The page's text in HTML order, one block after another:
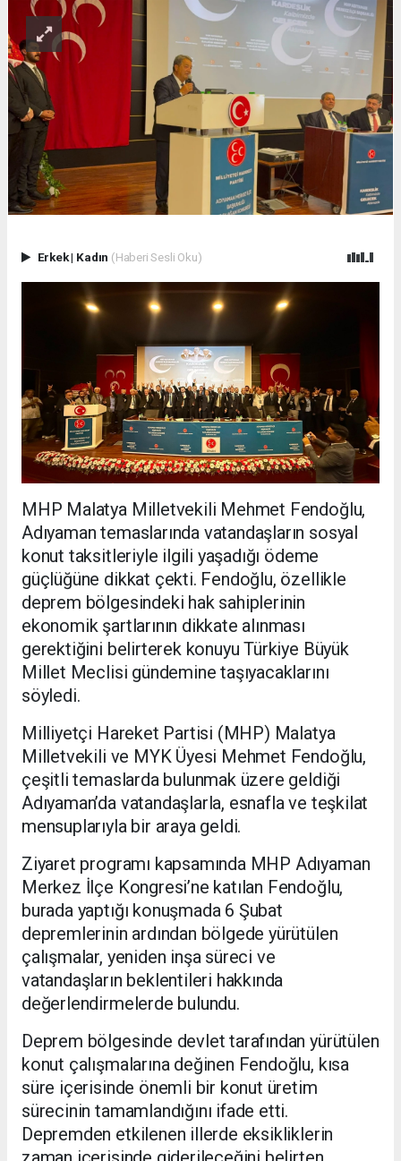
Erkek| Kadın (Haberi Sesli Oku)
MHP Malatya Milletvekili Mehmet Fendoğlu,
Adıyaman temaslarında vatandaşların sosyal
konut taksitleriyle ilgili yaşadığı ödeme
güçlüğüne dikkat çekti. Fendoğlu, özellikle
deprem bölgesindeki hak sahiplerinin
ekonomik şartlarının dikkate alınması
gerektiğini belirterek konuyu Türkiye Büyük
Millet Meclisi gündemine taşıyacaklarını
söyledi.
Milliyetçi Hareket Partisi (MHP) Malatya
Milletvekili ve MYK Üyesi Mehmet Fendoğlu,
çeşitli temaslarda bulunmak üzere geldiği
Adıyaman’da vatandaşlarla, esnafla ve teşkilat
mensuplarıyla bir araya geldi.
Ziyaret programı kapsamında MHP Adıyaman
Merkez İlçe Kongresi’ne katılan Fendoğlu,
burada yaptığı konuşmada 6 Şubat
depremlerinin ardından bölgede yürütülen
çalışmalar, yeniden inşa süreci ve
vatandaşların beklentileri hakkında
değerlendirmelerde bulundu.
Deprem bölgesinde devlet tarafından yürütülen
konut çalışmalarına değinen Fendoğlu, kısa
süre içerisinde önemli bir konut üretim
sürecinin tamamlandığını ifade etti.
Depremden etkilenen illerde eksikliklerin